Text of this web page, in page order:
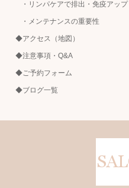
・リンパケアで排出・免疫アップ
・メンテナンスの重要性
◆アクセス（地図）
◆注意事項・Q&A
◆ご予約フォーム
◆ブログ一覧